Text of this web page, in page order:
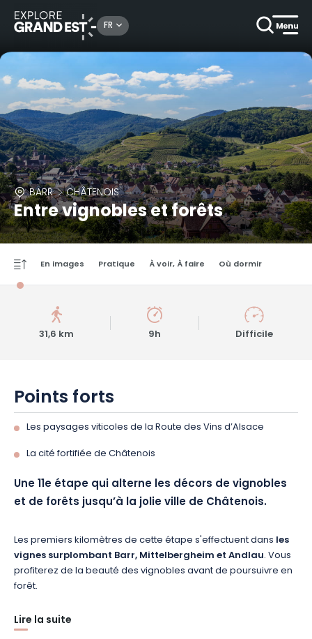
FR
BARR CHÂTENOIS
Entre vignobles et forêts
En images Pratique À voir, À faire Où dormir
31,6 km 9h Difficile
Points forts
Les paysages viticoles de la Route des Vins d’Alsace
La cité fortifiée de Châtenois
Une 11e étape qui alterne les décors de vignobles
et de forêts jusqu’à la jolie ville de Châtenois.
Les premiers kilomètres de cette étape s'effectuent dans les
vignes surplombant Barr, Mittelbergheim et Andlau. Vous
profiterez de la beauté des vignobles avant de poursuivre en
forêt.
Après le passage du col de l’Ungersberg, vous continuez à
Lire la suite